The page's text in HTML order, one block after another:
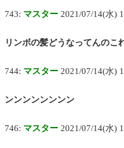
743: マスター 2021/07/14(水)
リンボの髪どうなってんのこ
744: マスター 2021/07/14(水)
ンンンンンンンン
746: マスター 2021/07/14(水)